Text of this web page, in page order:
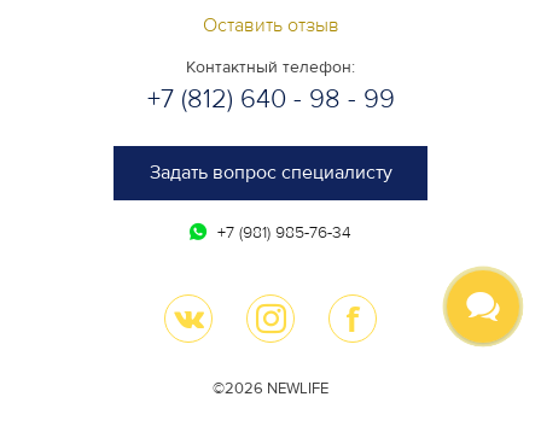
Оставить отзыв
Контактный телефон:
+7 (812) 640 - 98 - 99
Задать вопрос специалисту
+7 (981) 985-76-34
©2026 NEWLIFE